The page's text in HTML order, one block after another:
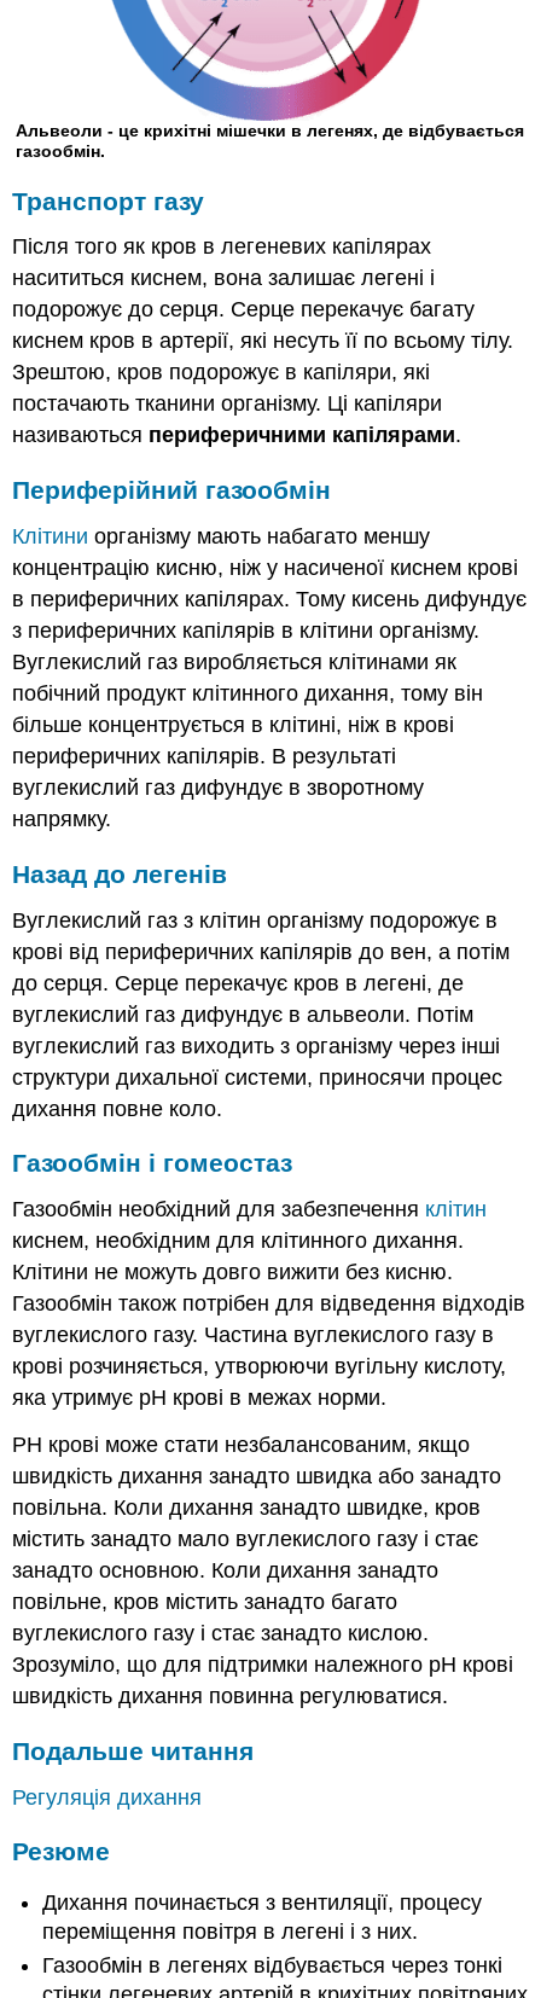
Альвеоли - це крихітні мішечки в легенях, де відбувається
газообмін.
Транспорт газу
Після того як кров в легеневих капілярах
насититься киснем, вона залишає легені і
подорожує до серця. Серце перекачує багату
киснем кров в артерії, які несуть її по всьому тілу.
Зрештою, кров подорожує в капіляри, які
постачають тканини організму. Ці капіляри
називаються периферичними капілярами.
Периферійний газообмін
Клітини організму мають набагато меншу
концентрацію кисню, ніж у насиченої киснем крові
в периферичних капілярах. Тому кисень дифундує
з периферичних капілярів в клітини організму.
Вуглекислий газ виробляється клітинами як
побічний продукт клітинного дихання, тому він
більше концентрується в клітині, ніж в крові
периферичних капілярів. В результаті
вуглекислий газ дифундує в зворотному
напрямку.
Назад до легенів
Вуглекислий газ з клітин організму подорожує в
крові від периферичних капілярів до вен, а потім
до серця. Серце перекачує кров в легені, де
вуглекислий газ дифундує в альвеоли. Потім
вуглекислий газ виходить з організму через інші
структури дихальної системи, приносячи процес
дихання повне коло.
Газообмін і гомеостаз
Газообмін необхідний для забезпечення клітин
киснем, необхідним для клітинного дихання.
Клітини не можуть довго вижити без кисню.
Газообмін також потрібен для відведення відходів
вуглекислого газу. Частина вуглекислого газу в
крові розчиняється, утворюючи вугільну кислоту,
яка утримує рН крові в межах норми.
РН крові може стати незбалансованим, якщо
швидкість дихання занадто швидка або занадто
повільна. Коли дихання занадто швидке, кров
містить занадто мало вуглекислого газу і стає
занадто основною. Коли дихання занадто
повільне, кров містить занадто багато
вуглекислого газу і стає занадто кислою.
Зрозуміло, що для підтримки належного рН крові
швидкість дихання повинна регулюватися.
Подальше читання
Регуляція дихання
Резюме
Дихання починається з вентиляції, процесу
переміщення повітря в легені і з них.
Газообмін в легенях відбувається через тонкі